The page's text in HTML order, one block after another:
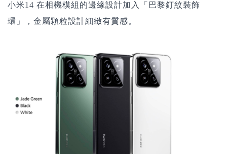
小米14 在相機模組的邊緣設計加入「巴黎釘紋裝飾
環」，金屬顆粒設計細緻有質感。